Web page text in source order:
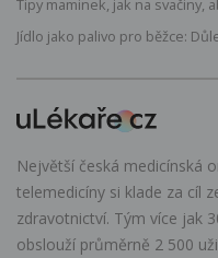
Tipy maminek, jak na svačiny,
Jídlo jako palivo pro běžce:
Největší česká medicínská
telemedicíny si klade za cíl
zdravotnictví. Tým více jak
obslouží průměrně 2 500